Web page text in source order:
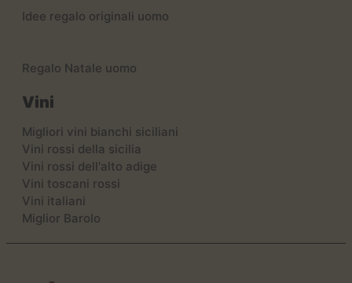
Idee regalo originali uomo
Regalo Natale uomo
Vini
Migliori vini bianchi siciliani
Vini rossi della sicilia
Vini rossi dell'alto adige
Vini toscani rossi
Vini italiani
Miglior Barolo